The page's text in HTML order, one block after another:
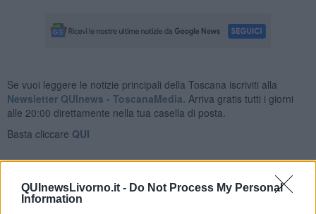
QUInewsLivorno.it - Do Not Process My Personal
Information
Se vuoi leggere le notizie principali della Toscana iscriviti alla
Newsletter QUInews - ToscanaMedia. Arriva gratis tutti i giorni
alle 20:00 direttamente nella tua casella di posta.
Basta cliccare QUI
Fotogallery